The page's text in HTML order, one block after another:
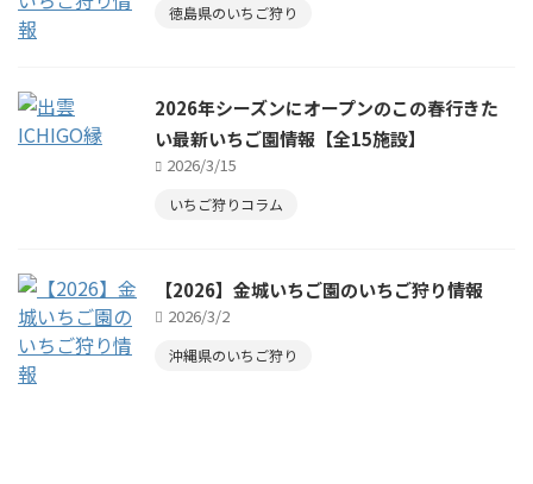
徳島県のいちご狩り
2026年シーズンにオープンのこの春行きた
い最新いちご園情報【全15施設】
2026/3/15
いちご狩りコラム
【2026】金城いちご園のいちご狩り情報
2026/3/2
沖縄県のいちご狩り